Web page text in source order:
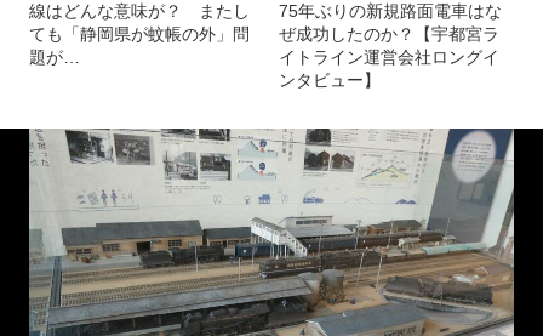
線はどんな意味が？ またし
ても「静岡県が蚊帳の外」問
題が…
75年ぶりの新規路面電車はな
ぜ成功したのか？【宇都宮ラ
イトライン運営会社ロングイ
ンタビュー】